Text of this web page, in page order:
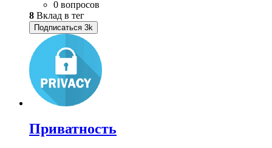
0 вопросов
8 Вклад в тег
Подписаться 3k
Приватность